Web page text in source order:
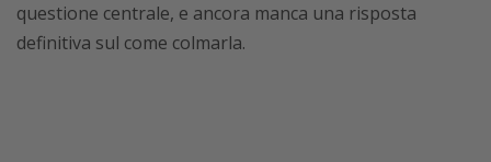
questione centrale, e ancora manca una risposta
definitiva sul come colmarla.